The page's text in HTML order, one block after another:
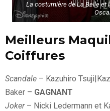
La costumière de La Belle et
Meilleurs
Coiffures
Scandale – Kazuhiro
Baker – GAGNANT
Joker– Nicki Ledermann et